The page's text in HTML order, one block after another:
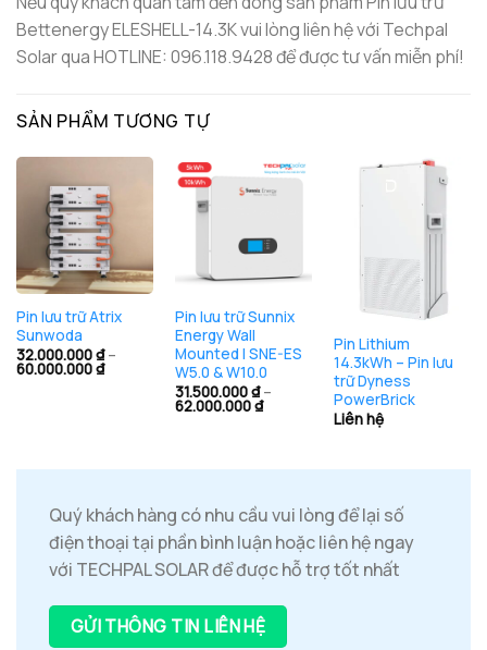
Bettenergy ELESHELL-14.3K vui lòng liên hệ với Techpal
Solar qua HOTLINE: 096.118.9428 để được tư vấn miễn phí!
SẢN PHẨM TƯƠNG TỰ
Pin lưu trữ Atrix
Sunwoda
32.000.000₫ –
60.000.000₫Khoảng
32.000.000 ₫
Pin lưu trữ Sunnix
Energy Wall
Mounted | SNE-ES
W5.0 & W10.0
31.500.000₫ –
62.000.000₫Khoảng
62.000.000 ₫
Hết hàng
Pin Lithium
14.3kWh – Pin lưu
trữ Dyness
PowerBrick
Liên hệ
Quý khách hàng có nhu cầu vui lòng để lại số
điện thoại tại phần bình luận hoặc liên hệ ngay
với TECHPAL SOLAR để được hỗ trợ tốt nhất
GỬI THÔNG TIN LIÊN HỆ